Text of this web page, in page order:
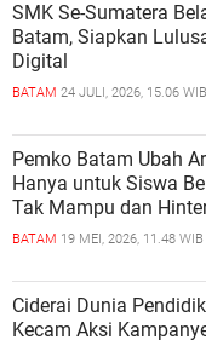
SMK Se-Sumatera
Batam, Siapkan
Digital
BATAM 24 JULI, 2026, 15.06 WIB
Pemko Batam Ubah
Hanya untuk Siswa
Tak Mampu dan
BATAM 19 MEI, 2026, 11.48 WIB
Ciderai Dunia
Kecam Aksi